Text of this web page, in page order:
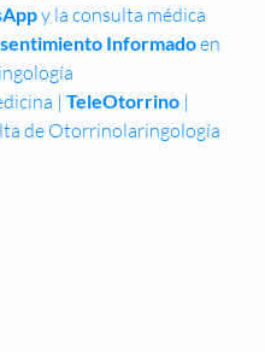
y la consulta médica
Informado en
| TeleOtorrino |
de Otorrinolaringología